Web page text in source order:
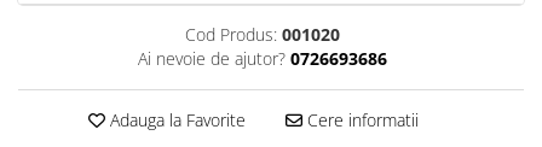
Cod Produs: 001020
Ai nevoie de ajutor? 0726693686
Adauga la Favorite Cere informatii